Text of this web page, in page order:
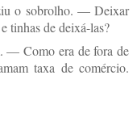
o sobrolho. — Deixar
tinhas de deixá-las?
Como era de fora de
taxa de comércio.